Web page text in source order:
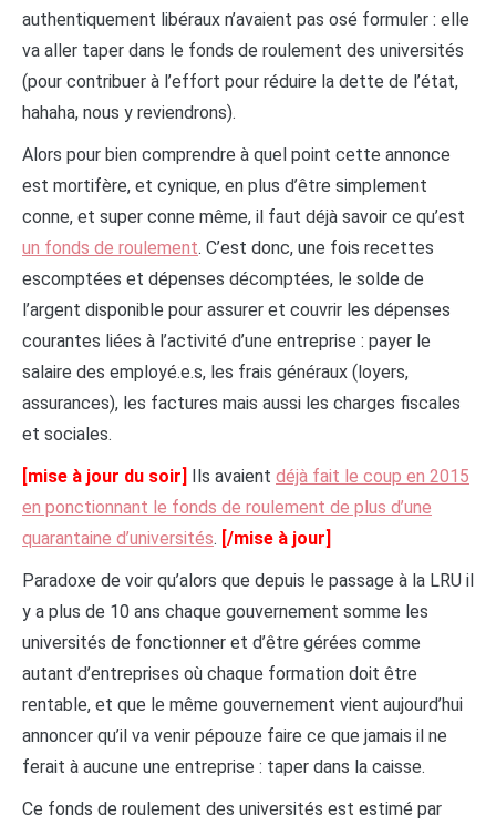
authentiquement libéraux n’avaient pas osé formuler : elle
va aller taper dans le fonds de roulement des universités
(pour contribuer à l’effort pour réduire la dette de l’état,
hahaha, nous y reviendrons).
Alors pour bien comprendre à quel point cette annonce
est mortifère, et cynique, en plus d’être simplement
conne, et super conne même, il faut déjà savoir ce qu’est
un fonds de roulement. C’est donc, une fois recettes
escomptées et dépenses décomptées, le solde de
l’argent disponible pour assurer et couvrir les dépenses
courantes liées à l’activité d’une entreprise : payer le
salaire des employé.e.s, les frais généraux (loyers,
assurances), les factures mais aussi les charges fiscales
et sociales.
[mise à jour du soir] Ils avaient déjà fait le coup en 2015
en ponctionnant le fonds de roulement de plus d’une
quarantaine d’universités. [/mise à jour]
Paradoxe de voir qu’alors que depuis le passage à la LRU il
y a plus de 10 ans chaque gouvernement somme les
universités de fonctionner et d’être gérées comme
autant d’entreprises où chaque formation doit être
rentable, et que le même gouvernement vient aujourd’hui
annoncer qu’il va venir pépouze faire ce que jamais il ne
ferait à aucune une entreprise : taper dans la caisse.
Ce fonds de roulement des universités est estimé par